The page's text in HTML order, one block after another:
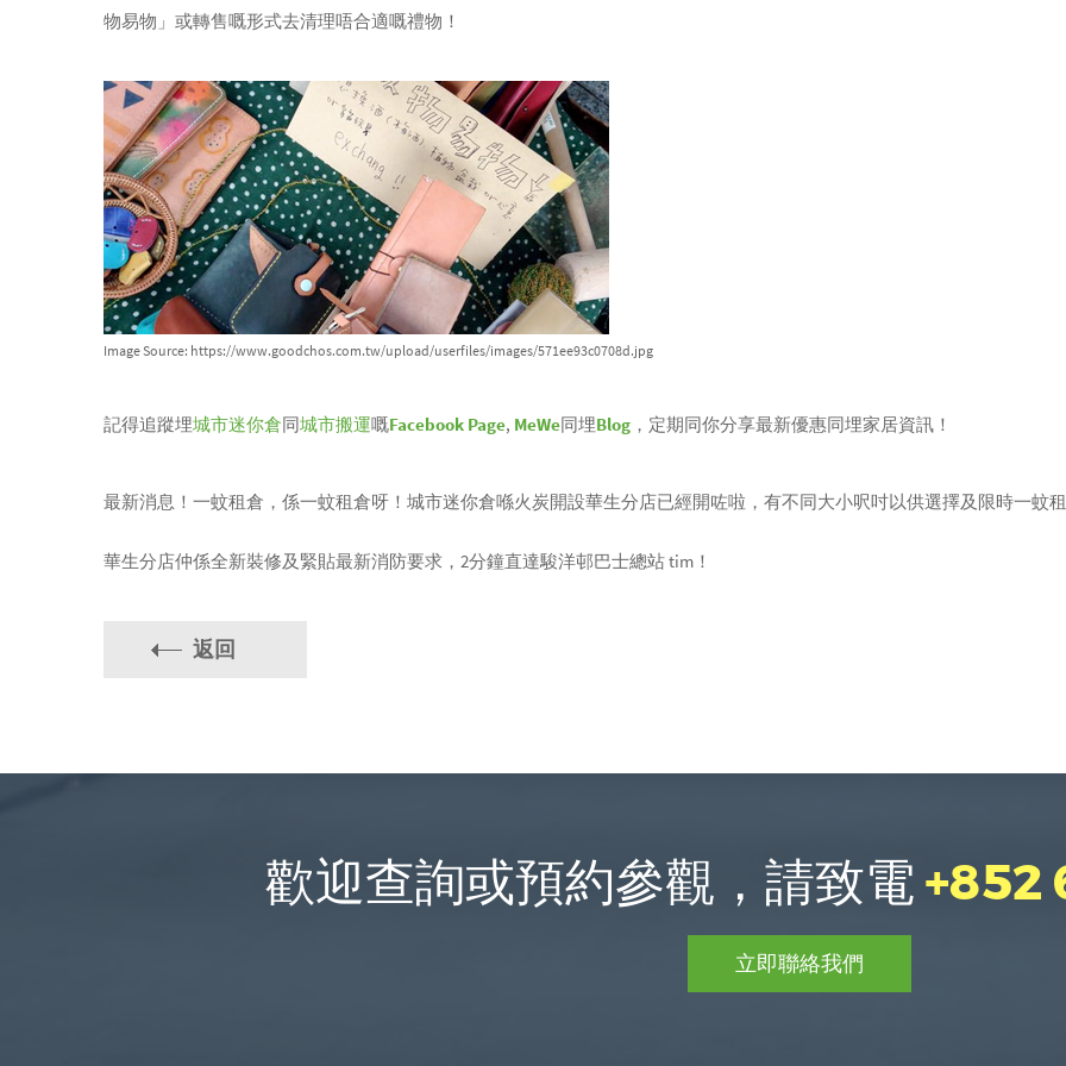
物易物」或轉售嘅形式去清理唔合適嘅禮物！
Image Source: https://www.goodchos.com.tw/upload/userfiles/images/571ee93c0708d.jpg
記得追蹤埋城市迷你倉同城市搬運嘅Facebook Page, MeWe同埋Blog ，定期同你分享最新優惠同埋家居資訊！
最新消息！一蚊租倉，係一蚊租倉呀！城市迷你倉喺火炭開設華生分店已經開咗啦，有不同大小呎吋以供選擇及限時一蚊租
華生分店仲係全新裝修及緊貼最新消防要求，2分鐘直達駿洋邨巴士總站 tim！
返回
歡迎查詢或預約參觀，請致電+852
立即聯絡我們